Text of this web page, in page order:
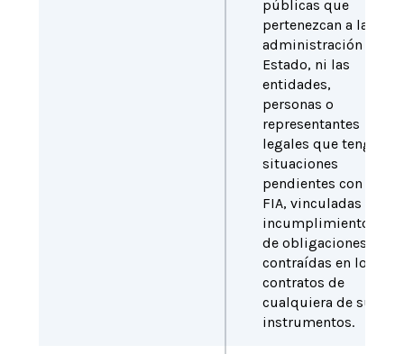
públicas que
pertenezcan a la
administración del
Estado, ni las
entidades,
personas o
representantes
legales que tengan
situaciones
pendientes con
FIA, vinculadas al
incumplimiento
de obligaciones
contraídas en los
contratos de
cualquiera de sus
instrumentos.